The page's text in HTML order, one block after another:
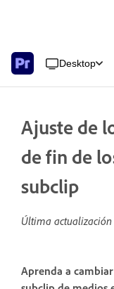
Desktop
Ajuste de
de fin de
subclip
Última
Aprenda a